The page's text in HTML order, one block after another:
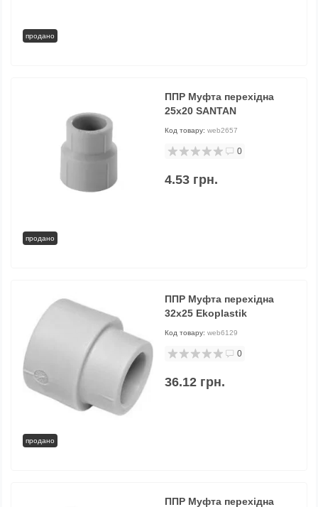
продано
продано
ППР Муфта перехідна
25х20 SANTAN
Код товару: web2657
0
4.53 грн.
продано
ППР Муфта перехідна
32х25 Ekoplastik
Код товару: web6129
0
36.12 грн.
ППР Муфта перехідна